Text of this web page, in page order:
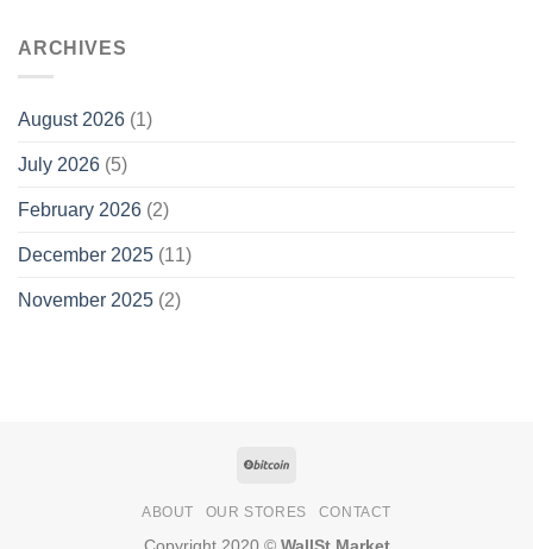
ARCHIVES
August 2026 (1)
July 2026 (5)
February 2026 (2)
December 2025 (11)
November 2025 (2)
ABOUT OUR STORES CONTACT